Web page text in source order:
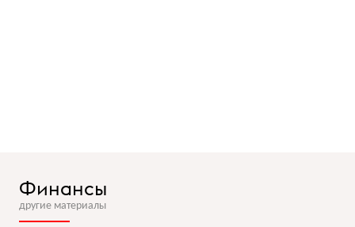
Финансы
другие материалы